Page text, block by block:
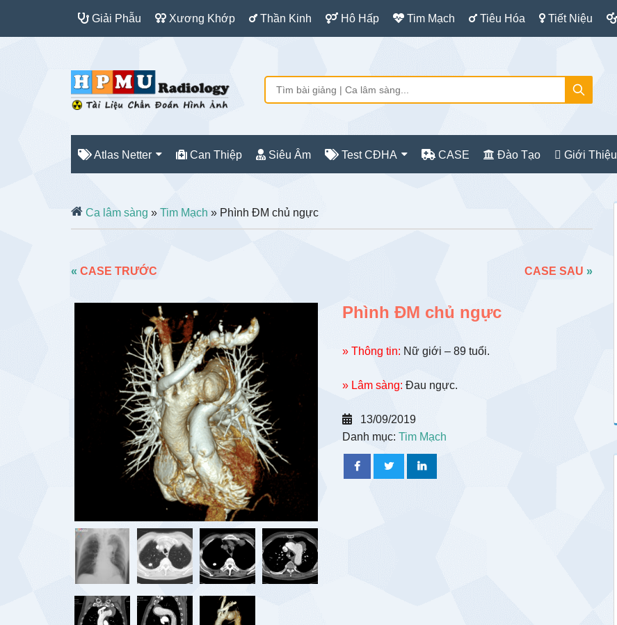
Giải Phẫu Xương Khớp Thần Kinh Hô Hấp Tim Mạch Tiêu Hóa Tiết Niệu
Atlas Netter Can Thiệp Siêu Âm Test CĐHA CASE Đào Tạo Giới Thiệu
Ca lâm sàng » Tim Mạch » Phình ĐM chủ ngực
« CASE TRƯỚC CASE SAU »
Phình ĐM chủ ngực
» Thông tin: Nữ giới – 89 tuổi.
» Lâm sàng: Đau ngực.
13/09/2019
Danh mục: Tim Mạch